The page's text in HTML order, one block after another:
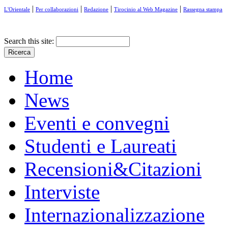
L'Orientale | Per collaborazioni | Redazione | Tirocinio al Web Magazine | Rassegna stampa
Search this site:
Home
News
Eventi e convegni
Studenti e Laureati
Recensioni&Citazioni
Interviste
Internazionalizzazione